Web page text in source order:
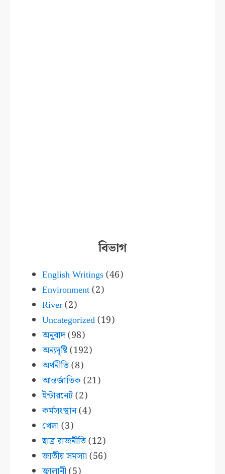
বিভাগ
English Writings(46)
Environment(2)
River(2)
Uncategorized(19)
অনুবাদ(98)
অন্যদৃষ্টি(192)
অর্থনীতি(8)
আন্তর্জাতিক(21)
ইন্টারনেট(2)
কর্মসংস্থান(4)
খেলা (3)
ছাত্র রাজনীতি(12)
জাতীয় সমস্যা (56)